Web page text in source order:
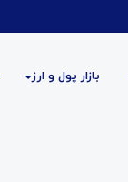
بازار پول و ارز